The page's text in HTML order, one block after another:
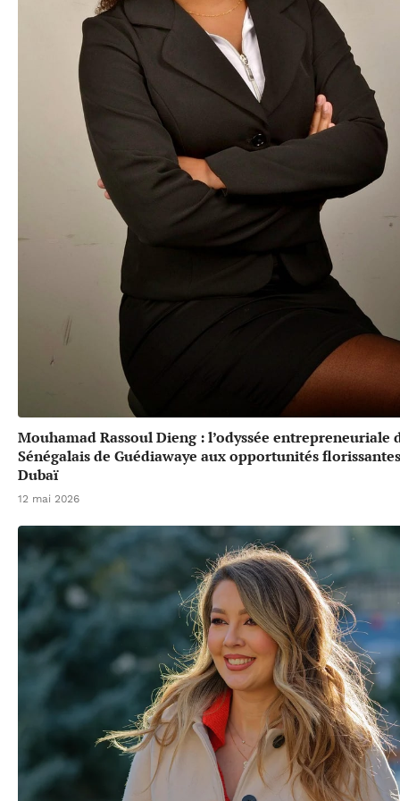
Mouhamad Rassoul Dieng : l’odyssée entrepreneuriale
Sénégalais de Guédiawaye aux opportunités
Dubaï
12 mai 2026